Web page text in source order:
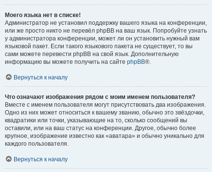
Моего языка нет в списке!
Администратор не установил поддержку вашего языка на конференции,
или же просто никто не перевёл phpBB на ваш язык. Попробуйте узнать
у администратора конференции, может ли он установить нужный вам
языковой пакет. Если такого языкового пакета не существует, то вы
сами можете перевести phpBB на свой язык. Дополнительную
информацию вы можете получить на сайте phpBB®.
Вернуться к началу
Что означают изображения рядом с моим именем пользователя?
Вместе с именем пользователя могут присутствовать два изображения.
Одно из них может относиться к вашему званию, обычно это звёздочки,
квадратики или точки, указывающие на то, сколько сообщений вы
оставили, или на ваш статус на конференции. Другое, обычно более
крупное, изображение известно как «аватара» и обычно уникально для
каждого пользователя.
Вернуться к началу